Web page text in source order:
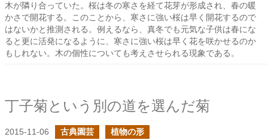
木が隣り合っていた。桜は冬の寒さを経て花芽が形成され、春の暖
かさで開花する。このことから、寒さに強い桜は早く開花するので
はないかと推測される。例えるなら、真冬でも元気な子供は春にな
ると更に活発になるように、寒さに強い桜は早く花を咲かせるのか
もしれない。木の個性についても考えさせられる現象である。
丁子菊という別の道を選んだ菊
2015-11-06 古典園芸 植物の形